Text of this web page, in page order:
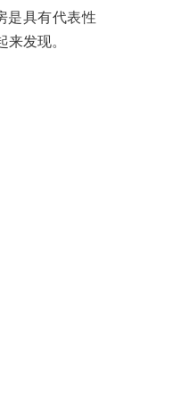
是具有代表性
发现。